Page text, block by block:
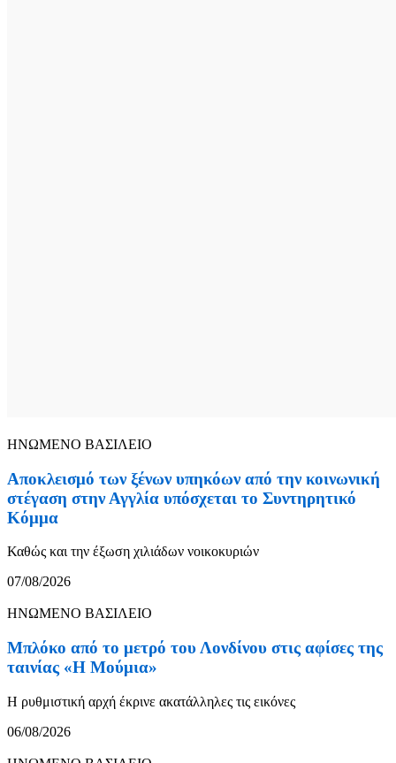
ΗΝΩΜΕΝΟ ΒΑΣΙΛΕΙΟ
Αποκλεισμό των ξένων υπηκόων από την κοινωνική
στέγαση στην Αγγλία υπόσχεται το Συντηρητικό
Κόμμα
Καθώς και την έξωση χιλιάδων νοικοκυριών
07/08/2026
ΗΝΩΜΕΝΟ ΒΑΣΙΛΕΙΟ
Μπλόκο από το μετρό του Λονδίνου στις αφίσες της
ταινίας «Η Μούμια»
Η ρυθμιστική αρχή έκρινε ακατάλληλες τις εικόνες
06/08/2026